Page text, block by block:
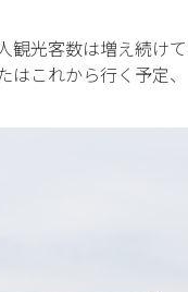
観光客数は増え続け
これから行く予定